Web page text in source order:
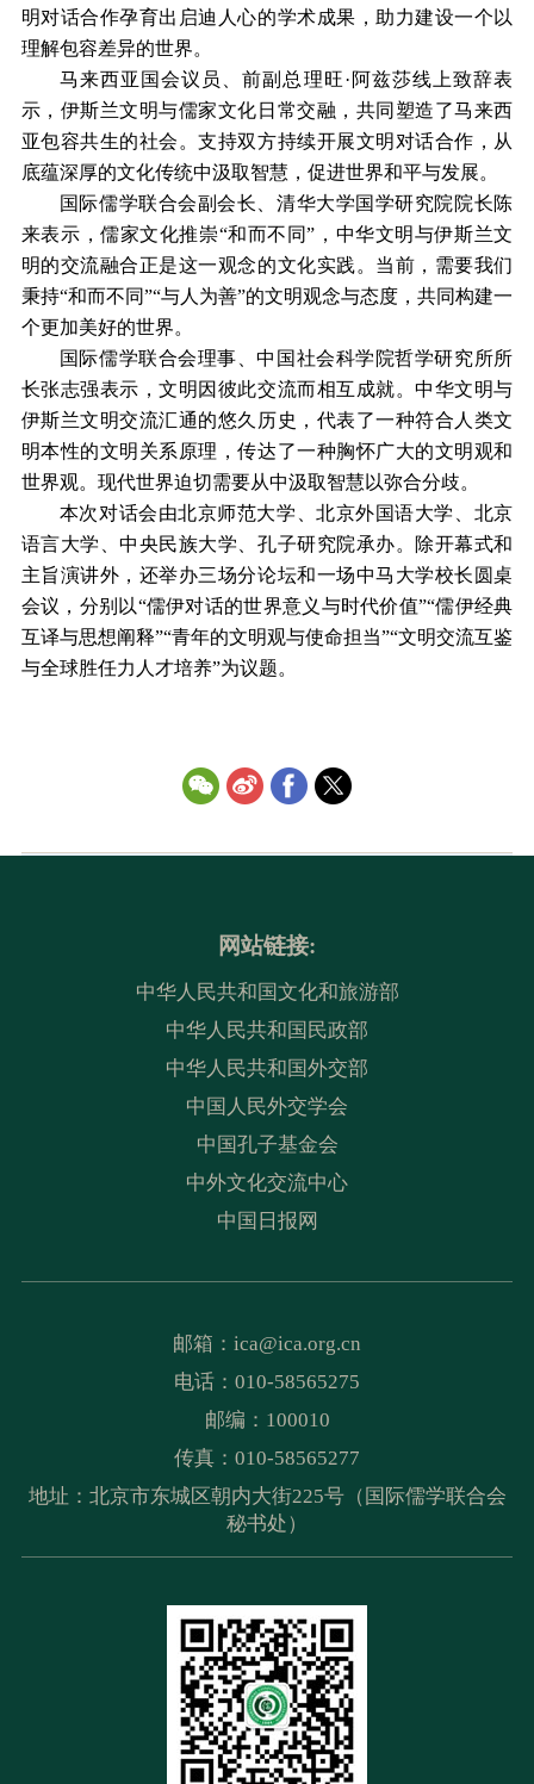
明对话合作孕育出启迪人心的学术成果，助力建设一个以
理解包容差异的世界。
马来西亚国会议员、前副总理旺·阿兹莎线上致辞表
示，伊斯兰文明与儒家文化日常交融，共同塑造了马来西
亚包容共生的社会。支持双方持续开展文明对话合作，从
底蕴深厚的文化传统中汲取智慧，促进世界和平与发展。
国际儒学联合会副会长、清华大学国学研究院院长陈
来表示，儒家文化推崇“和而不同”，中华文明与伊斯兰文
明的交流融合正是这一观念的文化实践。当前，需要我们
秉持“和而不同”“与人为善”的文明观念与态度，共同构建一
个更加美好的世界。
国际儒学联合会理事、中国社会科学院哲学研究所所
长张志强表示，文明因彼此交流而相互成就。中华文明与
伊斯兰文明交流汇通的悠久历史，代表了一种符合人类文
明本性的文明关系原理，传达了一种胸怀广大的文明观和
世界观。现代世界迫切需要从中汲取智慧以弥合分歧。
本次对话会由北京师范大学、北京外国语大学、北京
语言大学、中央民族大学、孔子研究院承办。除开幕式和
主旨演讲外，还举办三场分论坛和一场中马大学校长圆桌
会议，分别以“儒伊对话的世界意义与时代价值”“儒伊经典
互译与思想阐释”“青年的文明观与使命担当”“文明交流互鉴
与全球胜任力人才培养”为议题。
网站链接:
中华人民共和国文化和旅游部
中华人民共和国民政部
中华人民共和国外交部
中国人民外交学会
中国孔子基金会
中外文化交流中心
中国日报网
邮箱： ica@ica.org.cn
电话：010-58565275
邮编：100010
传真：010-58565277
地址：北京市东城区朝内大街225号（国际儒学联合会
秘书处）